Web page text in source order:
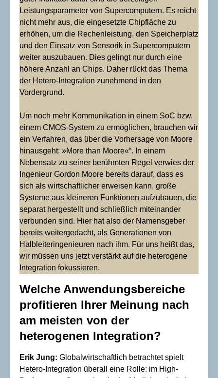
Leistungsparameter von Supercomputern. Es reicht
nicht mehr aus, die eingesetzte Chipfläche zu
erhöhen, um die Rechenleistung, den Speicherplatz
und den Einsatz von Sensorik in Supercomputern
weiter auszubauen. Dies gelingt nur durch eine
höhere Anzahl an Chips. Daher rückt das Thema
der Hetero-Integration zunehmend in den
Vordergrund.
Um noch mehr Kommunikation in einem SoC bzw.
einem CMOS-System zu ermöglichen, brauchen wir
ein Verfahren, das über die Vorhersage von Moore
hinausgeht: »More than Moore«“. In einem
Nebensatz zu seiner berühmten Regel verwies der
Ingenieur Gordon Moore bereits darauf, dass es
sich als wirtschaftlicher erweisen kann, große
Systeme aus kleineren Funktionen aufzubauen, die
separat hergestellt und schließlich miteinander
verbunden sind. Hier hat also der Namensgeber
bereits weitergedacht, als Generationen von
Halbleiteringenieuren nach ihm. Für uns heißt das,
wir müssen uns jetzt verstärkt auf die heterogene
Integration fokussieren.
Welche Anwendungsbereiche
profitieren Ihrer Meinung nach
am meisten von der
heterogenen Integration?
Erik Jung: Globalwirtschaftlich betrachtet spielt
Hetero-Integration überall eine Rolle: im High-